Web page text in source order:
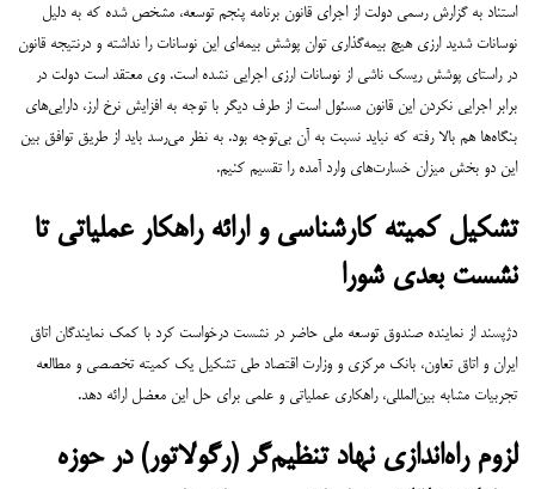
استناد به گزارش رسمی دولت از اجرای قانون برنامه پنجم توسعه، مشخص شده که به دلیل
نوسانات شدید ارزی هیچ بیمه‌گذاری توان پوشش بیمه‌ای این نوسانات را نداشته و درنتیجه قانون
در راستای پوشش ریسک ناشی از نوسانات ارزی اجرایی نشده است. وی معتقد است دولت در
برابر اجرایی نکردن این قانون مسئول است از طرف دیگر با توجه به افزایش نرخ ارز، دارایی‌های
بنگاه‌ها هم بالا رفته که نباید نسبت به آن بی‌توجه بود. به نظر می‌رسد باید از طریق توافق بین
این دو بخش میزان خسارت‌های وارد آمده را تقسیم کنیم.
تشکیل کمیته کارشناسی و ارائه راهکار عملیاتی تا
نشست بعدی شورا
دژپسند از نماینده صندوق توسعه ملی حاضر در نشست درخواست کرد با کمک نمایندگان اتاق
ایران و اتاق تعاون، بانک مرکزی و وزارت اقتصاد طی تشکیل یک کمیته تخصصی و مطالعه
تجربیات مشابه بین‌المللی، راهکاری عملیاتی و علمی برای حل این معضل ارائه دهد.
لزوم راه‌اندازی نهاد تنظیم‌گر (رگولاتور) در حوزه